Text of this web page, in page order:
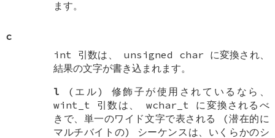
ます。
c
int 引数は、 unsigned char に変換され、
結果の文字が書き込まれます。
l (エル) 修飾子が使用されているなら、
wint_t 引数は、wchar_t に変換されるべ
きで、単一のワイド文字で表される (潜在的に
マルチバイトの) シーケンスは、いくらかのシ